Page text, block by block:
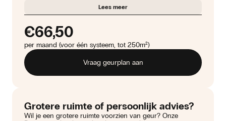
Lees meer
€66,50
per maand (voor één systeem, tot 250m²)
Vraag geurplan aan
Grotere ruimte of persoonlijk advies?
Wil je een grotere ruimte voorzien van geur? Onze